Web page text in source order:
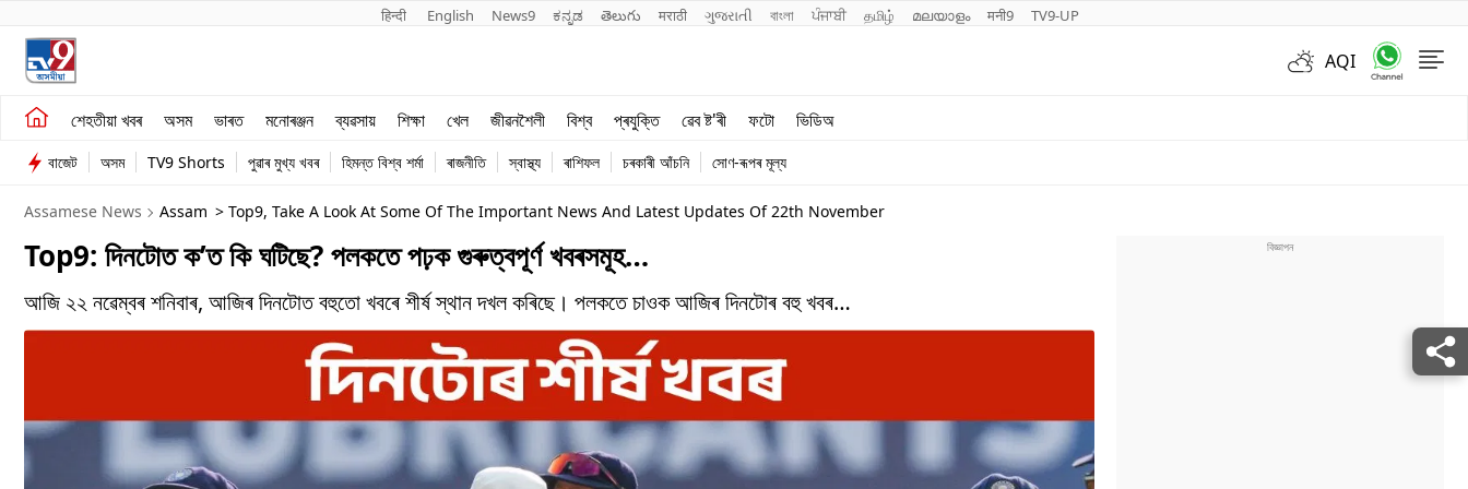
हिन्दी English News9 ಕನ್ನಡ తెలుగు मराठी ગુજરાતી বাংলা ਪੰਜਾਬੀ தமிழ் മലയാളം मनी9 TV9-UP
AQI
শেহতীয়া খবৰ অসম ভাৰত মনোৰঞ্জন ব্যৱসায় শিক্ষা খেল জীৱনশৈলী বিশ্ব প্ৰযুক্তি ৱেব ষ্ট'ৰী ফটো ভিডিঅ
শেহতীয়া খবৰ
অসম
ভাৰত
ব্যৱসায়
খেল
জীৱনশৈলী
বাজেট অসম TV9 Shorts পুৱাৰ মুখ্য খবৰ হিমন্ত বিশ্ব শৰ্মা ৰাজনীতি স্বাস্থ্য ৰাশিফল চৰকাৰী আঁচনি সোণ-ৰূপৰ মূল্য
Assamese News Assam > Top9, Take A Look At Some Of The Important News And Latest Updates Of 22th November
Top9: দিনটোত ক’ত কি ঘটিছে? পলকতে পঢ়ক গুৰুত্বপূৰ্ণ খবৰসমূহ…
আজি ২২ নৱেম্বৰ শনিবাৰ, আজিৰ দিনটোত বহুতো খবৰে শীৰ্ষ স্থান দখল কৰিছে। পলকতে চাওক আজিৰ দিনটোৰ বহু খবৰ…